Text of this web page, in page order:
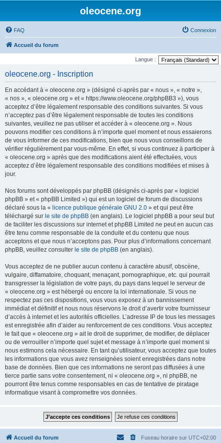
oleocene.org
FAQ Connexion
Accueil du forum
Langue :
oleocene.org - Inscription
En accédant à « oleocene.org » (désigné ci-après par « nous », « notre »,
« nos », « oleocene.org » et « https://www.oleocene.org/phpBB3 »), vous
acceptez d’être légalement responsable des conditions suivantes. Si vous
n’acceptez pas d’être légalement responsable de toutes les conditions
suivantes, veuillez ne pas utiliser et accéder à « oleocene.org ». Nous
pouvons modifier ces conditions à n’importe quel moment et nous essaierons
de vous informer de ces modifications, bien que nous vous conseillons de
vérifier régulièrement par vous-même. En effet, si vous continuez à participer à
« oleocene.org » après que des modifications aient été effectuées, vous
acceptez d’être légalement responsable des conditions modifiées et mises à
jour.
Nos forums sont développés par phpBB (désignés ci-après par « logiciel
phpBB » et « phpBB Limited ») qui est un logiciel de forum de discussions
déclaré sous la « licence publique générale GNU 2.0 » et qui peut être
téléchargé sur le site de phpBB (en anglais). Le logiciel phpBB a pour seul but
de faciliter les discussions sur internet et phpBB Limited ne peut en aucun cas
être tenu comme responsable de la conduite et du contenu que nous
acceptons et que nous n’acceptons pas. Pour plus d’informations concernant
phpBB, veuillez consulter le site de phpBB (en anglais).
Vous acceptez de ne publier aucun contenu à caractère abusif, obscène,
vulgaire, diffamatoire, choquant, menaçant, pornographique, etc. qui pourrait
transgresser la législation de votre pays, du pays dans lequel le serveur de
« oleocene.org » est hébergé ou encore la loi internationale. Si vous ne
respectez pas ces dispositions, vous vous exposez à un bannissement
immédiat et définitif et nous nous réservons le droit d’avertir votre fournisseur
d’accès à internet et les autorités officielles. L’adresse IP de tous les messages
est enregistrée afin d’aider au renforcement de ces conditions. Vous acceptez
le fait que « oleocene.org » ait le droit de supprimer, de modifier, de déplacer
ou de verrouiller n’importe quel sujet et message à n’importe quel moment si
nous estimons cela nécessaire. En tant qu’utilisateur, vous acceptez que toutes
les informations que vous avez renseignées soient enregistrées dans notre
base de données. Bien que ces informations ne seront pas diffusées à une
tierce partie sans votre consentement, ni « oleocene.org », ni phpBB, ne
pourront être tenus comme responsables en cas de tentative de piratage
informatique visant à compromettre vos données.
Accueil du forum Fuseau horaire sur UTC+02:00